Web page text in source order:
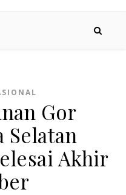
Gor
Selatan
Akhir